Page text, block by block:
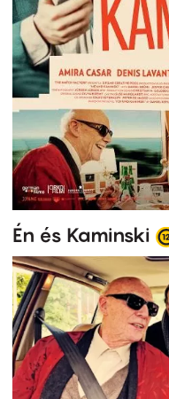
Én és Kaminski